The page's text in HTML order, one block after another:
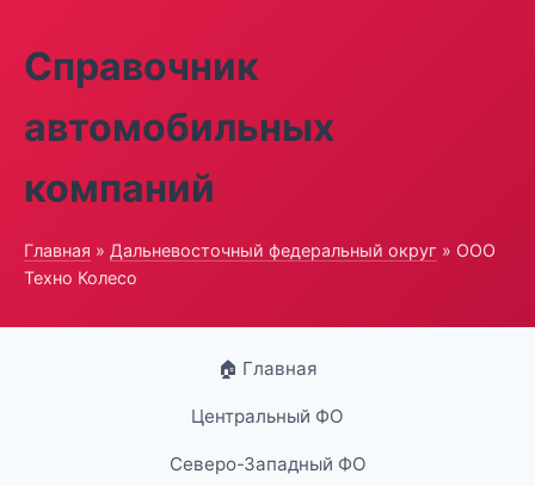
Справочник
автомобильных
компаний
Главная » Дальневосточный федеральный округ » ООО
Техно Колесо
🏠 Главная
Центральный ФО
Северо-Западный ФО